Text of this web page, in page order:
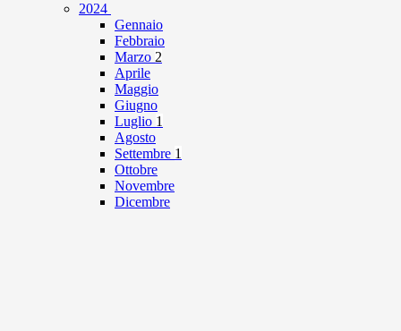
2024
Gennaio
Febbraio
Marzo 2
Aprile
Maggio
Giugno
Luglio 1
Agosto
Settembre 1
Ottobre
Novembre
Dicembre